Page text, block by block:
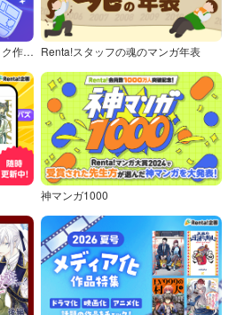
出版社が選ぶ！ネクストブレイク作品特集 Renta!スタッフの魂のマンガ年表
神マンガ1000